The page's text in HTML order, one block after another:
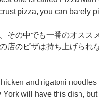
pizza, you can barely
その中でも一番のオスス
店のピザは持ち上げられ
and rigatoni noodles
will have this dish,